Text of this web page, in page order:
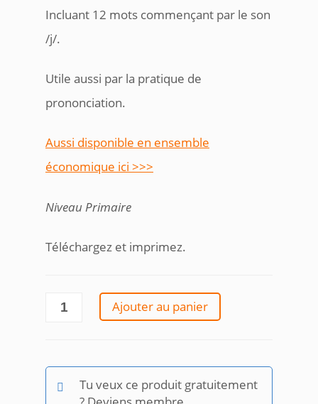
Incluant 12 mots commençant par le son
/j/.
Utile aussi par la pratique de
prononciation.
Aussi disponible en ensemble
économique ici >>>
Niveau Primaire
Téléchargez et imprimez.
quantité
syllabes_son
Ajouter au panier
Tu veux ce produit gratuitement